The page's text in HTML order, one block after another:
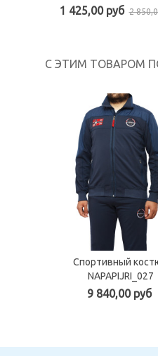
1 425,00 руб 2
С ЭТИМ ТОВАРОМ
Спортивный
NAPAPIJRI_027
9 840,00 руб